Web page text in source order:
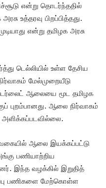
என்று தொடர்ந்ததில்
உத்தரவு பிறப்பித்தது.
என்று தமிழக அரசு
டெல்லியில் உள்ள தேசிய
மேல்முறையீடு
ஆலையை மூட தமிழக
புறம்பானது. ஆலை நிர்வாகம்
அளிக்கப்படவில்லை.
வகையில் ஆலை இயக்கப்பட்டு
பணியாற்றிய
இந்த வழக்கில் இறுதித்
பணிகளை மேற்கொள்ள